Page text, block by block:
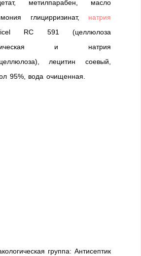
метилпарабен, масло
глицирризинат, натрия
RC 591 (целлюлоза
и натрия
лецитин соевый,
95%, вода очищенная.
группа: Антисептик